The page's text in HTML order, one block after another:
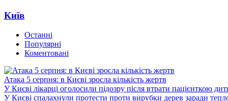
Київ
Останні
Популярні
Коментовані
Атака 5 серпня: в Києві зросла кількість жертв
У Києві лікарці оголосили підозру після втрати пацієнткою
У Києві спалахнули протести проти вирубки дерев заради